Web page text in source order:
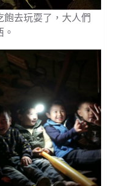
飽去玩耍了，大人們
。